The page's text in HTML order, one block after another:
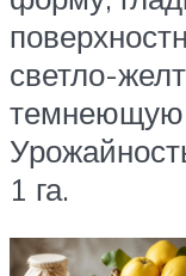
светло-
темнеющую
1 га.